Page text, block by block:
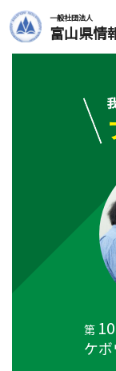
一般社団法人
富山県情
第 10
ケ